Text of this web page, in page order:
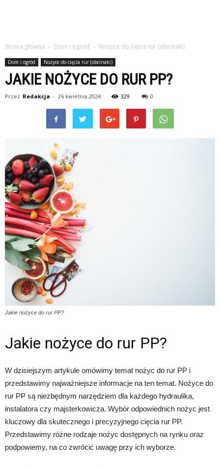
Strona główna Dom i ogród Nożyce do cięcia rur (obcinaki)
Dom i ogród Nożyce do cięcia rur (obcinaki)
JAKIE NOŻYCE DO RUR PP?
Przez Redakcja - 26 kwietnia 2024 329 0
Jakie nożyce do rur PP?
Jakie nożyce do rur PP?
W dzisiejszym artykule omówimy temat nożyc do rur PP i
przedstawimy najważniejsze informacje na ten temat. Nożyce do
rur PP są niezbędnym narzędziem dla każdego hydraulika,
instalatora czy majsterkowicza. Wybór odpowiednich nożyc jest
kluczowy dla skutecznego i precyzyjnego cięcia rur PP.
Przedstawimy różne rodzaje nożyc dostępnych na rynku oraz
podpowiemy, na co zwrócić uwagę przy ich wyborze.